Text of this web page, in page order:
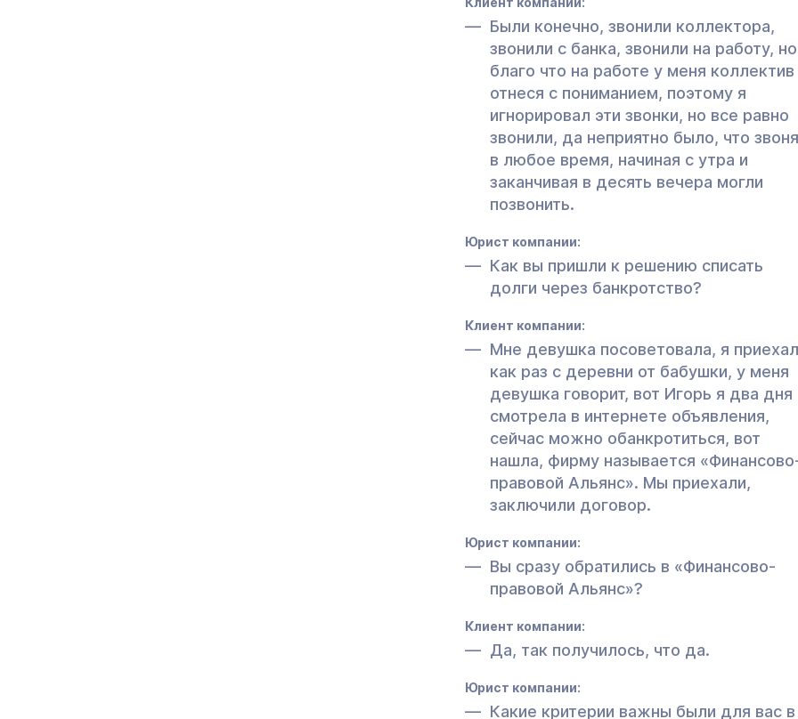
Были конечно, звонили коллектора,
звонили с банка, звонили на работу, но
благо что на работе у меня коллектив
отнеся с пониманием, поэтому я
игнорировал эти звонки, но все равно
звонили, да неприятно было, что
в любое время, начиная с утра и
заканчивая в десять вечера могли
позвонить.
Юрист компании:
Как вы пришли к решению списать
долги через банкротство?
Клиент компании:
Мне девушка посоветовала, я приехал
как раз с деревни от бабушки, у меня
девушка говорит, вот Игорь я два дня
смотрела в интернете объявления,
сейчас можно обанкротиться, вот
нашла, фирму называется
правовой Альянс». Мы приехали,
заключили договор.
Юрист компании:
Вы сразу обратились в «Финансово-
правовой Альянс»?
Клиент компании:
Да, так получилось, что да.
Юрист компании:
Какие критерии важны были для вас в